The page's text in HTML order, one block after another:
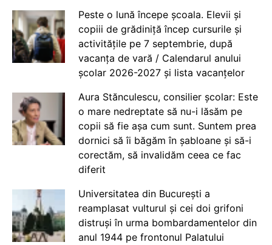
Peste o lună începe școala. Elevii și
copiii de grădiniță încep cursurile și
activitățile pe 7 septembrie, după
vacanța de vară / Calendarul anului
școlar 2026-2027 și lista vacanțelor
Aura Stănculescu, consilier școlar: Este
o mare nedreptate să nu-i lăsăm pe
copii să fie așa cum sunt. Suntem prea
dornici să îi băgăm în șabloane și să-i
corectăm, să invalidăm ceea ce fac
diferit
Universitatea din București a
reamplasat vulturul și cei doi grifoni
distruși în urma bombardamentelor din
anul 1944 pe frontonul Palatului